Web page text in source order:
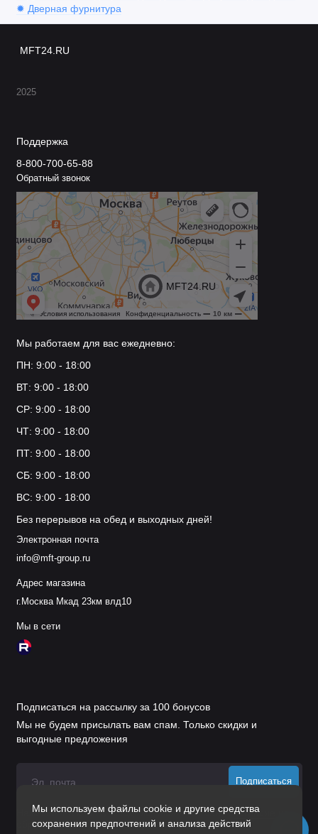
✹ Дверная фурнитура
Мы используем файлы cookie и другие средства
сохранения предпочтений и анализа действий
MFT24.RU
2025
Поддержка
8-800-700-65-88
Обратный звонок
Мы работаем для вас ежедневно:
ПН: 9:00 - 18:00
ВТ: 9:00 - 18:00
СР: 9:00 - 18:00
ЧТ: 9:00 - 18:00
ПТ: 9:00 - 18:00
СБ: 9:00 - 18:00
ВС: 9:00 - 18:00
Без перерывов на обед и выходных дней!
Электронная почта
info@mft-group.ru
Адрес магазина
г.Москва Мкад 23км влд10
Мы в сети
Подписаться на рассылку за 100 бонусов
Мы не будем присылать вам спам. Только скидки и
выгодные предложения
Подписаться
Нажимая на кнопку «Подписаться», Вы даетесогласие на
обработку персональных данных.